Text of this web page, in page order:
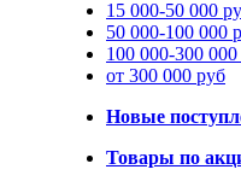
15 000-50 000
50 000-100 000
100 000-300
от 300 000 руб
Новые
Товары по